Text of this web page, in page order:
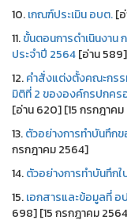
10.เกณฑ์ประเมิน อบต.[
11.ขั้นตอนการดำเนินงาน
ประจำปี 2564[อ่าน
12.คำสั่งแต่งตั้งคณะกร
มิติที่ 2 ขององค์กรปกคร
[อ่าน 620] [15 กรกฎาค
13.ตัวอย่างการทำบันทึก
กรกฎาคม 2564]
14.ตัวอย่างการทำบันทึก
15.เอกสารและข้อมูลที่
698] [15 กรกฎาคม